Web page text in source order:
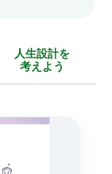
人生設計を
考えよう